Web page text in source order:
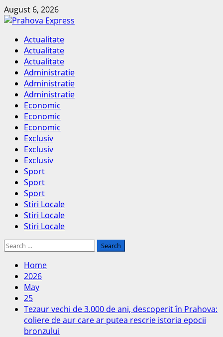
Skip
to
August 6, 2026
Primary
Menu
Actualitate
Actualitate
Actualitate
Administratie
Administratie
Administratie
Economic
Economic
Economic
Exclusiv
Exclusiv
Exclusiv
Sport
Sport
Sport
Stiri Locale
Stiri Locale
Stiri Locale
Search
Home
2026
May
25
Tezaur vechi de 3.000 de ani, descoperit în Prahova:
coliere de aur care ar putea rescrie istoria epocii
bronzului